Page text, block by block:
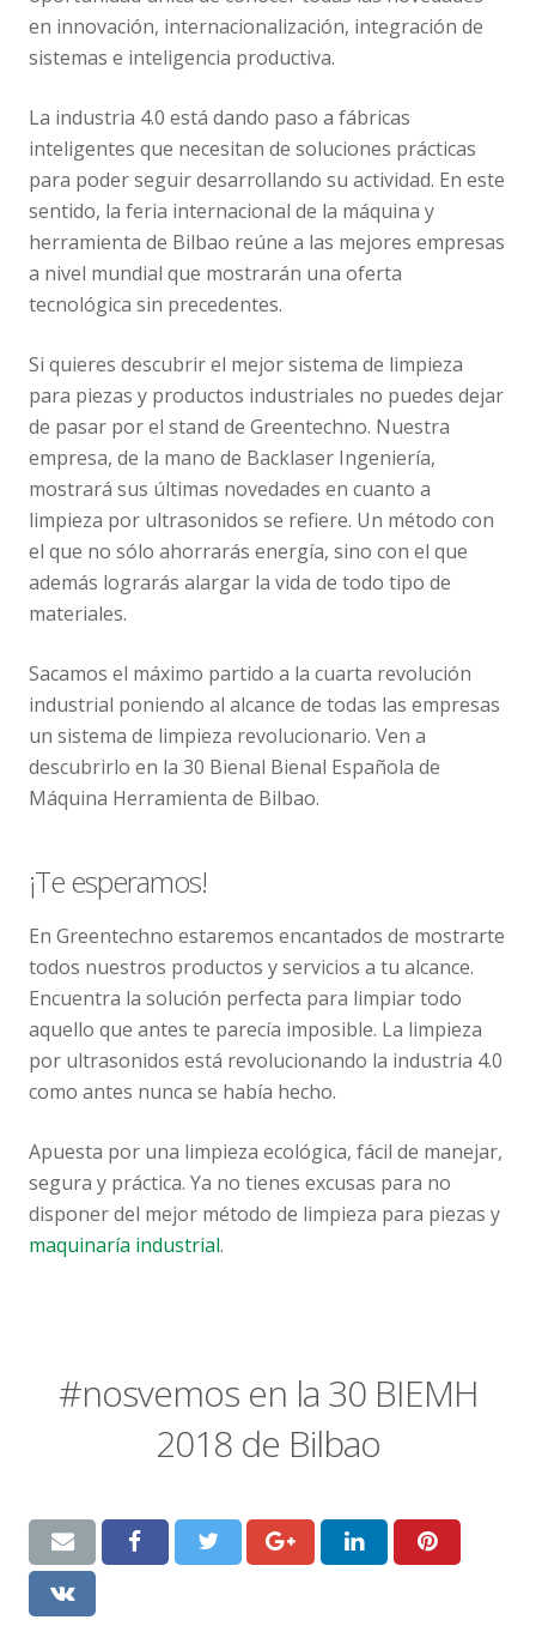
en innovación, internacionalización, integración de
sistemas e inteligencia productiva.
La industria 4.0 está dando paso a fábricas
inteligentes que necesitan de soluciones prácticas
para poder seguir desarrollando su actividad. En este
sentido, la feria internacional de la máquina y
herramienta de Bilbao reúne a las mejores empresas
a nivel mundial que mostrarán una oferta
tecnológica sin precedentes.
Si quieres descubrir el mejor sistema de limpieza
para piezas y productos industriales no puedes dejar
de pasar por el stand de Greentechno. Nuestra
empresa, de la mano de Backlaser Ingeniería,
mostrará sus últimas novedades en cuanto a
limpieza por ultrasonidos se refiere. Un método con
el que no sólo ahorrarás energía, sino con el que
además lograrás alargar la vida de todo tipo de
materiales.
Sacamos el máximo partido a la cuarta revolución
industrial poniendo al alcance de todas las empresas
un sistema de limpieza revolucionario. Ven a
descubrirlo en la 30 Bienal Bienal Española de
Máquina Herramienta de Bilbao.
¡Te esperamos!
En Greentechno estaremos encantados de mostrarte
todos nuestros productos y servicios a tu alcance.
Encuentra la solución perfecta para limpiar todo
aquello que antes te parecía imposible. La limpieza
por ultrasonidos está revolucionando la industria 4.0
como antes nunca se había hecho.
Apuesta por una limpieza ecológica, fácil de manejar,
segura y práctica. Ya no tienes excusas para no
disponer del mejor método de limpieza para piezas y
maquinaría industrial.
#nosvemos en la 30 BIEMH
2018 de Bilbao